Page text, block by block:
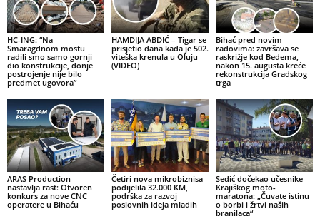
HC-ING: “Na
Smaragdnom mostu
radili smo samo gornji
dio konstrukcije, donje
postrojenje nije bilo
predmet ugovora”
HAMDIJA ABDIĆ – Tigar se
prisjetio dana kada je 502.
viteška krenula u Oluju
(VIDEO)
Bihać pred novim
radovima: završava se
raskrižje kod Bedema,
nakon 15. augusta kreće
rekonstrukcija Gradskog
trga
ARAS Production
nastavlja rast: Otvoren
konkurs za nove CNC
operatere u Bihaću
Četiri nova mikrobiznisa
podijelila 32.000 KM,
podrška za razvoj
poslovnih ideja mladih
Sedić dočekao učesnike
Krajiškog moto-
maratona: „Čuvate istinu
o borbi i žrtvi naših
branilaca“